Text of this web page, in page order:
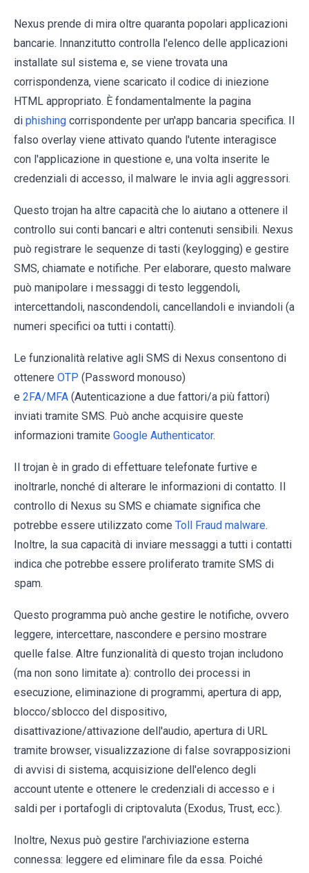
Nexus prende di mira oltre quaranta popolari applicazioni
bancarie. Innanzitutto controlla l'elenco delle applicazioni
installate sul sistema e, se viene trovata una
corrispondenza, viene scaricato il codice di iniezione
HTML appropriato. È fondamentalmente la pagina
di phishing corrispondente per un'app bancaria specifica. Il
falso overlay viene attivato quando l'utente interagisce
con l'applicazione in questione e, una volta inserite le
credenziali di accesso, il malware le invia agli aggressori.
Questo trojan ha altre capacità che lo aiutano a ottenere il
controllo sui conti bancari e altri contenuti sensibili. Nexus
può registrare le sequenze di tasti (keylogging) e gestire
SMS, chiamate e notifiche. Per elaborare, questo malware
può manipolare i messaggi di testo leggendoli,
intercettandoli, nascondendoli, cancellandoli e inviandoli (a
numeri specifici oa tutti i contatti).
Le funzionalità relative agli SMS di Nexus consentono di
ottenere OTP (Password monouso)
e 2FA/MFA (Autenticazione a due fattori/a più fattori)
inviati tramite SMS. Può anche acquisire queste
informazioni tramite Google Authenticator.
Il trojan è in grado di effettuare telefonate furtive e
inoltrarle, nonché di alterare le informazioni di contatto. Il
controllo di Nexus su SMS e chiamate significa che
potrebbe essere utilizzato come Toll Fraud malware.
Inoltre, la sua capacità di inviare messaggi a tutti i contatti
indica che potrebbe essere proliferato tramite SMS di
spam.
Questo programma può anche gestire le notifiche, ovvero
leggere, intercettare, nascondere e persino mostrare
quelle false. Altre funzionalità di questo trojan includono
(ma non sono limitate a): controllo dei processi in
esecuzione, eliminazione di programmi, apertura di app,
blocco/sblocco del dispositivo,
disattivazione/attivazione dell'audio, apertura di URL
tramite browser, visualizzazione di false sovrapposizioni
di avvisi di sistema, acquisizione dell'elenco degli
account utente e ottenere le credenziali di accesso e i
saldi per i portafogli di criptovaluta (Exodus, Trust, ecc.).
Inoltre, Nexus può gestire l'archiviazione esterna
connessa: leggere ed eliminare file da essa. Poiché